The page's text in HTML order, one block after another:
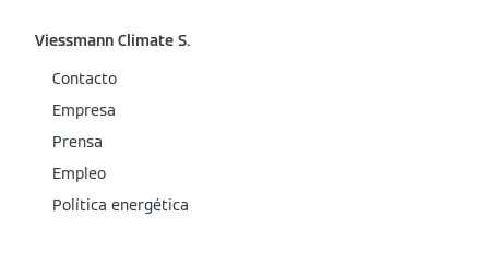
Viessmann Climate S.
Contacto
Empresa
Prensa
Empleo
Política energética